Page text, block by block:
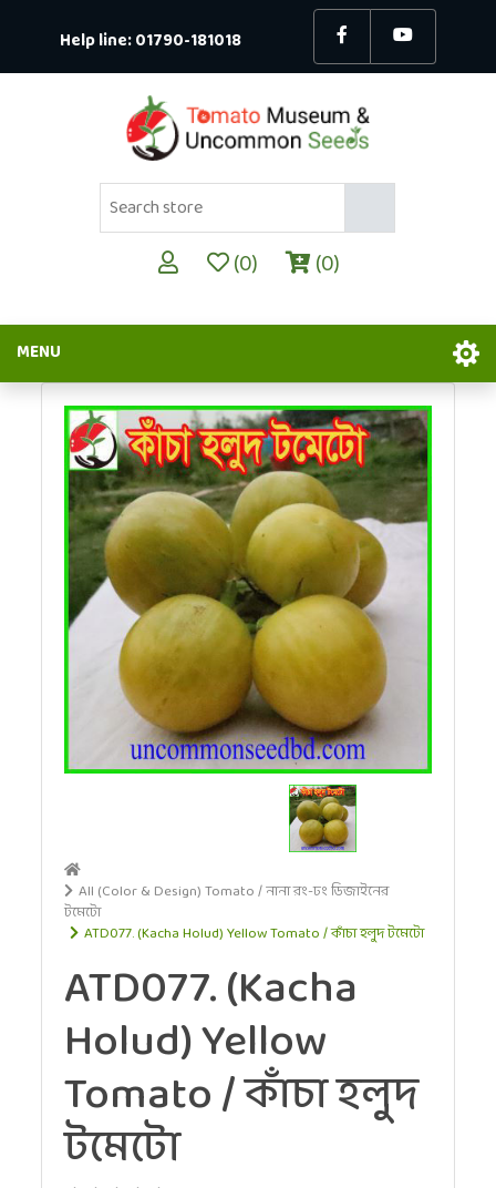
Help line:01790-181018
(0) (0)
MENU
All (Color & Design) Tomato / নানা রং-ঢং ডিজাইনের
টমেটো
ATD077. (Kacha Holud) Yellow Tomato / কাঁচা হলুদ টমেটো
ATD077. (Kacha
Holud) Yellow
Tomato / কাঁচা হলুদ
টমেটো